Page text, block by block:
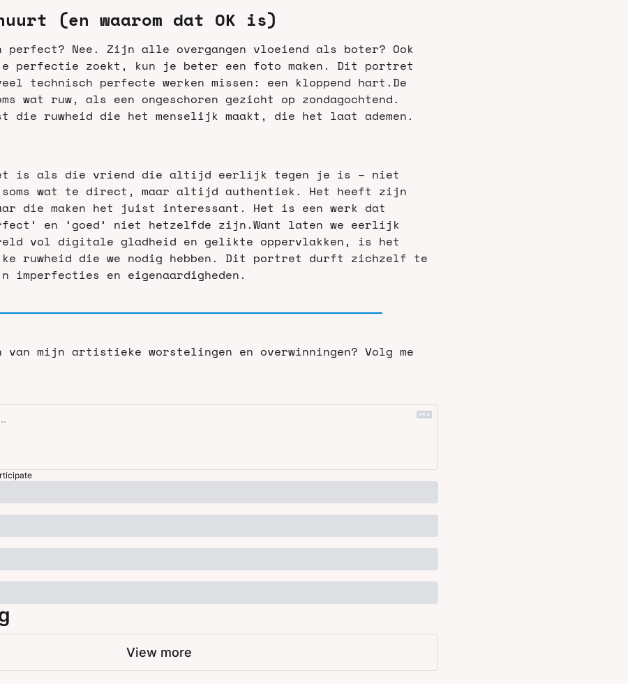
(en waarom dat OK is)
Nee. Zijn alle overgangen vloeiend als boter? Ook
perfectie zoekt, kun je beter een foto maken. Dit portret
technisch perfecte werken missen: een kloppend hart. De
wat ruw, als een ongeschoren gezicht op zondagochtend.
die ruwheid die het menselijk maakt, die het laat ademen.
is als die vriend die altijd eerlijk tegen je is – niet
wat te direct, maar altijd authentiek. Het heeft zijn
die maken het juist interessant. Het is een werk dat
en ‘goed’ niet hetzelfde zijn.Want laten we eerlijk
vol digitale gladheid en gelikte oppervlakken, is het
ruwheid die we nodig hebben. Dit portret durft zichzelf te
en eigenaardigheden.
mijn artistieke worstelingen en overwinningen? Volg me
View more